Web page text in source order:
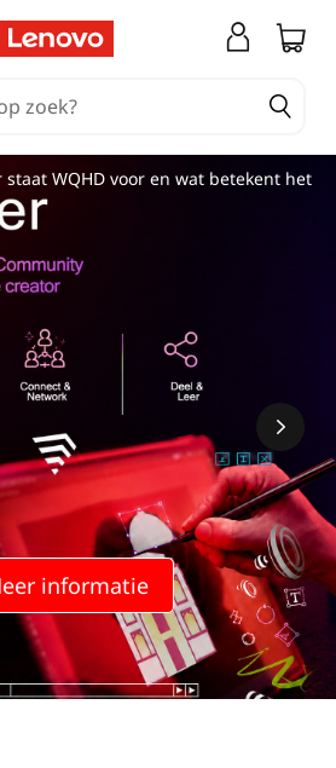
informatie
staat WQHD voor en wat betekent het